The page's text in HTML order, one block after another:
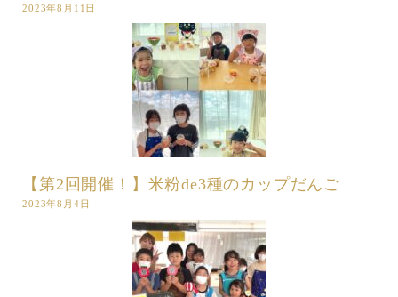
2023年8月11日
【第2回開催！】米粉de3種のカップだんご
2023年8月4日